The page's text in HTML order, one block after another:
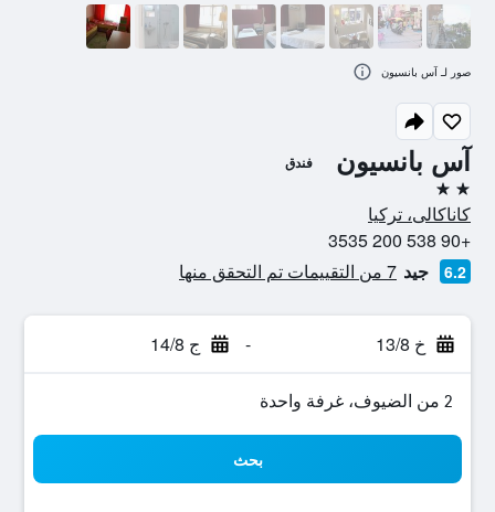
آس بانسيون فندق
2 نجمتين
كاناكالى، تركيا
+90 538 200 3535
6.2 جيد 7 من التقييمات تم التحقق منها
خ 13/8 - ج 14/8
2 من الضيوف، غرفة واحدة
بحث
صور لـ آس بانسيون